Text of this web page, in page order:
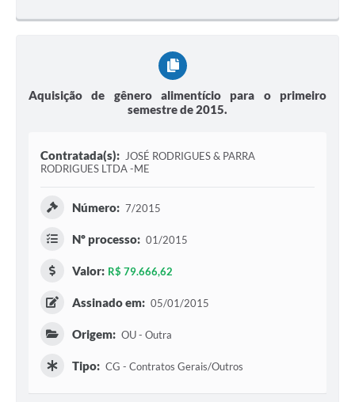
Aquisição de gênero alimentício para o primeiro
semestre de 2015.
Contratada(s): JOSÉ RODRIGUES & PARRA
RODRIGUES LTDA -ME
Número: 7/2015
Nº processo: 01/2015
Valor: R$ 79.666,62
Assinado em: 05/01/2015
Origem: OU - Outra
Tipo: CG - Contratos Gerais/Outros